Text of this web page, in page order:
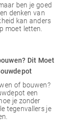
ben je goed
denken van
kan anders
moet letten.
Dit Moet
of bouwen?
een
je zonder
tegenvallers je